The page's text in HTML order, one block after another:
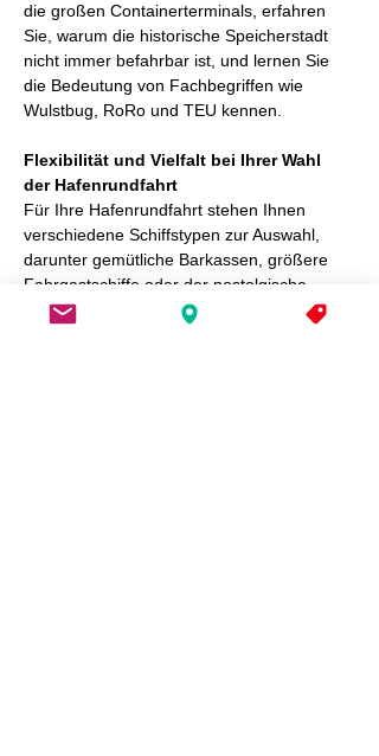
die großen Containerterminals, erfahren
Sie, warum die historische Speicherstadt
nicht immer befahrbar ist, und lernen Sie
die Bedeutung von Fachbegriffen wie
Wulstbug, RoRo und TEU kennen.
Flexibilität und Vielfalt bei Ihrer Wahl
der Hafenrundfahrt
Für Ihre Hafenrundfahrt stehen Ihnen
verschiedene Schiffstypen zur Auswahl,
darunter gemütliche Barkassen, größere
Fahrgastschiffe oder der nostalgische
Schaufelraddampfer. Integrieren Sie die